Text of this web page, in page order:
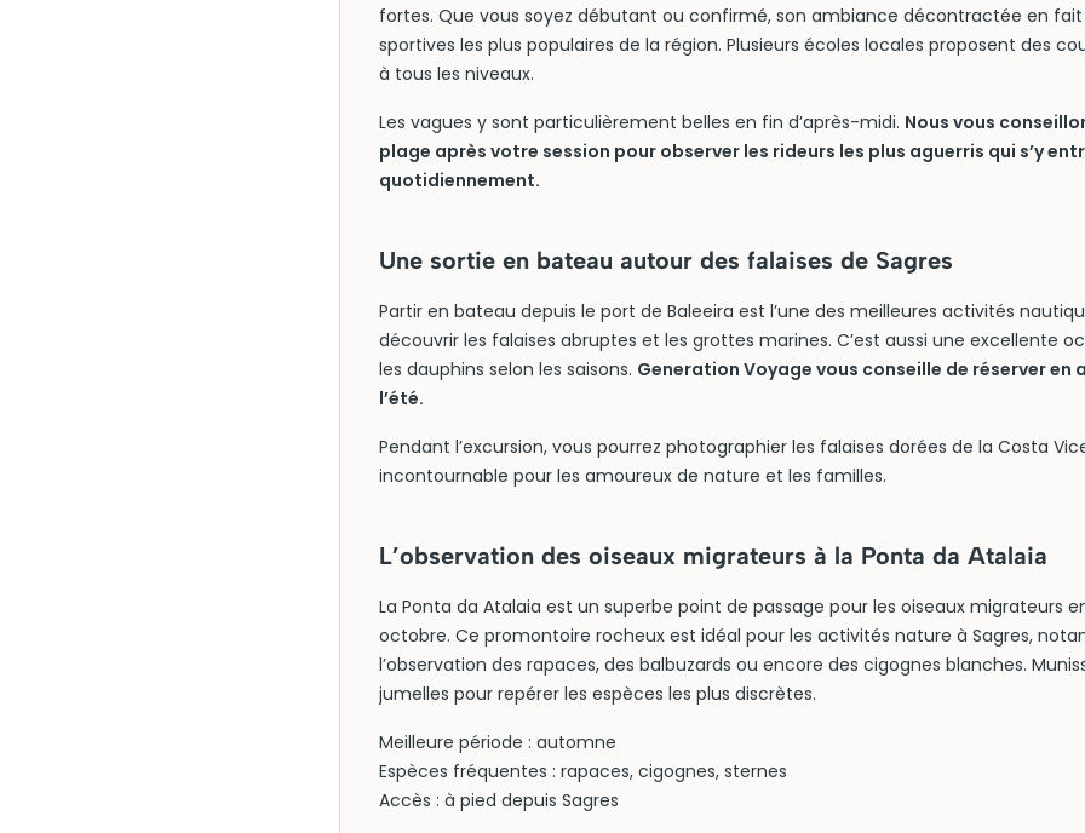
fortes. Que vous soyez débutant ou confirmé, son ambiance décontractée en fait
sportives les plus populaires de la région. Plusieurs écoles locales proposent des
à tous les niveaux.
Les vagues y sont particulièrement belles en fin d’après-midi. Nous vous
plage après votre session pour observer les rideurs les plus aguerris qui s’y
quotidiennement.
Une sortie en bateau autour des falaises de Sagres
Partir en bateau depuis le port de Baleeira est l’une des meilleures activités
découvrir les falaises abruptes et les grottes marines. C’est aussi une excellente
les dauphins selon les saisons. Generation Voyage vous conseille de réserver en
l’été.
Pendant l’excursion, vous pourrez photographier les falaises dorées de la Costa
incontournable pour les amoureux de nature et les familles.
L’observation des oiseaux migrateurs à la Ponta da Atalaia
La Ponta da Atalaia est un superbe point de passage pour les oiseaux migrateurs
octobre. Ce promontoire rocheux est idéal pour les activités nature à Sagres,
l’observation des rapaces, des balbuzards ou encore des cigognes blanches.
jumelles pour repérer les espèces les plus discrètes.
Meilleure période : automne
Espèces fréquentes : rapaces, cigognes, sternes
Accès : à pied depuis Sagres